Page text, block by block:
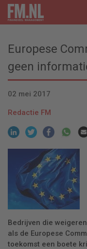
Europese
geen
02 mei 2017
Redactie FM
Bedrijven die
als de Europese
toekomst een boete